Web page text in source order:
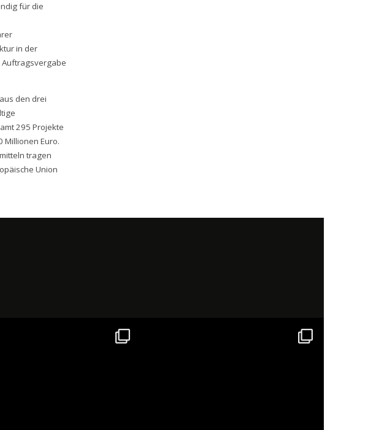
für die
in der
Auftragsvergabe
den drei
295 Projekte
Euro.
tragen
Union